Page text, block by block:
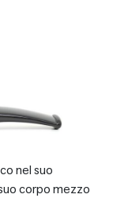
nel suo
corpo mezzo